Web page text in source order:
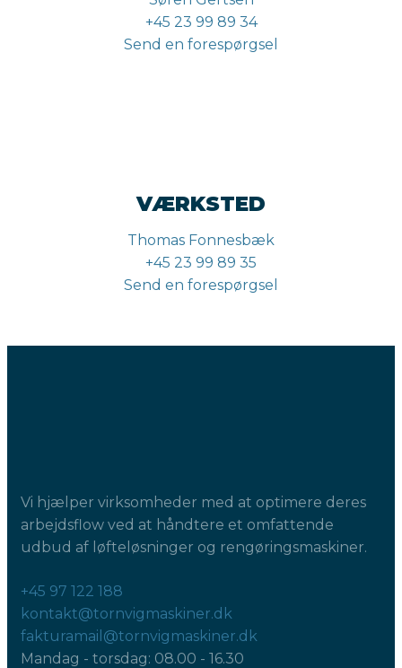
+45 23 99 89 34
Send en forespørgsel
VÆRKSTED
Thomas Fonnesbæk
+45 23 99 89 35
Send en forespørgsel
Vi hjælper virksomheder med at optimere deres
arbejdsflow ved at håndtere et omfattende
udbud af løfteløsninger og rengøringsmaskiner.
+45 97 122 188
kontakt@tornvigmaskiner.dk
fakturamail@tornvigmaskiner.dk
Mandag - torsdag: 08.00 - 16.30